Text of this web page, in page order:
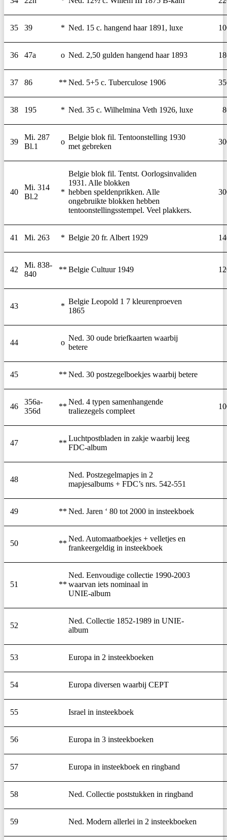
35 39 * Ned. 15 c. hangend haar 1891, luxe
36 47a o Ned. 2,50 gulden hangend haar 1893
37 86 ** Ned. 5+5 c. Tuberculose 1906
38 195 * Ned. 35 c. Wilhelmina Veth 1926, luxe
39
Mi. 287
Bl.1
o
Belgie blok fil. Tentoonstelling 1930
met gebreken
40
Mi. 314
Bl.2
*
Belgie blok fil. Tentst. Oorlogsinvaliden
1931. Alle blokken
hebben speldenprikken. Alle
ongebruikte blokken hebben
tentoonstellingsstempel. Veel plakkers.
41 Mi. 263 * Belgie 20 fr. Albert 1929
42
Mi. 838-
840
** Belgie Cultuur 1949
43 *
Belgie Leopold 1 7 kleurenproeven
1865
44 o
Ned. 30 oude briefkaarten waarbij
betere
45 ** Ned. 30 postzegelboekjes waarbij betere
46
356a-
356d
**
Ned. 4 typen samenhangende
traliezegels compleet
47 **
Luchtpostbladen in zakje waarbij leeg
FDC-album
48
Ned. Postzegelmapjes in 2
mapjesalbums + FDC’s nrs. 542-551
49 ** Ned. Jaren ‘ 80 tot 2000 in insteekboek
50 **
Ned. Automaatboekjes + velletjes en
frankeergeldig in insteekboek
51 **
Ned. Eenvoudige collectie 1990-2003
waarvan iets nominaal in
UNIE-album
52
Ned. Collectie 1852-1989 in UNIE-
album
53 Europa in 2 insteekboeken
54 Europa diversen waarbij CEPT
55 Israel in insteekboek
56 Europa in 3 insteekboeken
57 Europa in insteekboek en ringband
58 Ned. Collectie poststukken in ringband
59 Ned. Modern allerlei in 2 insteekboeken